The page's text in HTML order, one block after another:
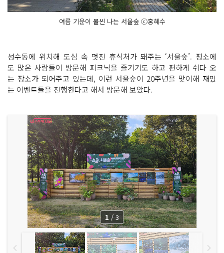
여름 기운이 물씬 나는 서울숲 ⓒ홍혜수
성수동에 위치해 도심 속 멋진 휴식처가 돼주는 ‘서울숲’. 평소에
도 많은 사람들이 방문해 피크닉을 즐기기도 하고 편하게 쉬다 오
는 장소가 되어주고 있는데, 이런 서울숲이 20주년을 맞이해 재밌
는 이벤트들을 진행한다고 해서 방문해 보았다.
1 / 3